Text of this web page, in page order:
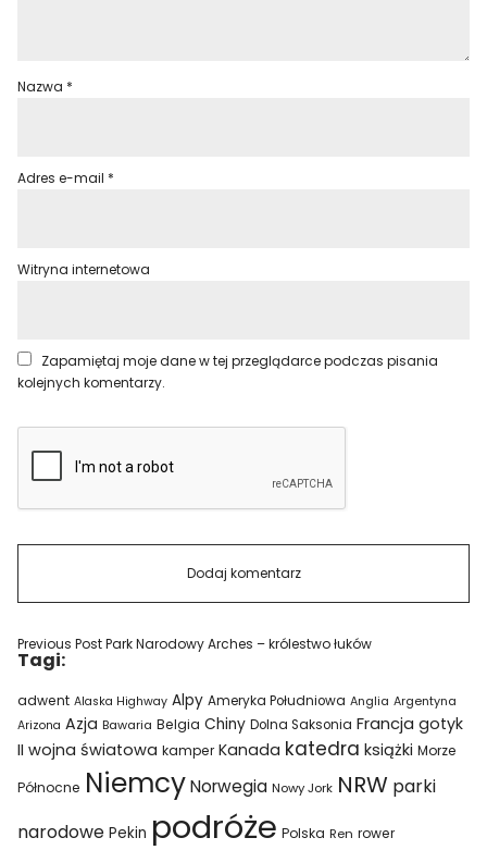
Nazwa *
Adres e-mail *
Witryna internetowa
Zapamiętaj moje dane w tej przeglądarce podczas pisania
kolejnych komentarzy.
Previous PostPark Narodowy Arches – królestwo łuków
Tagi:
adwent Alaska Highway Alpy Ameryka Południowa Anglia Argentyna
Arizona Azja Bawaria Belgia Chiny Dolna Saksonia Francja gotyk
II wojna światowa kamper Kanada katedra książki Morze
Północne Niemcy Norwegia Nowy Jork NRW parki
narodowe Pekin podróże Polska Ren rower